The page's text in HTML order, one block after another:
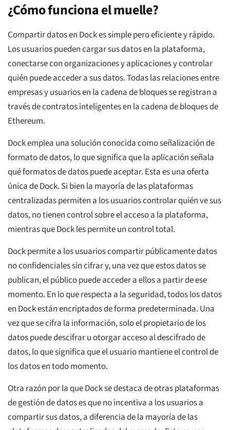
¿Cómo funciona el muelle?
Compartir datos en Dock es simple pero eficiente y rápido.
Los usuarios pueden cargar sus datos en la plataforma,
conectarse con organizaciones y aplicaciones y controlar
quién puede acceder a sus datos. Todas las relaciones entre
empresas y usuarios en la cadena de bloques se registran a
través de contratos inteligentes en la cadena de bloques de
Ethereum.
Dock emplea una solución conocida como señalización de
formato de datos, lo que significa que la aplicación señala
qué formatos de datos puede aceptar. Esta es una oferta
única de Dock. Si bien la mayoría de las plataformas
centralizadas permiten a los usuarios controlar quién ve sus
datos, no tienen control sobre el acceso a la plataforma,
mientras que Dock les permite un control total.
Dock permite a los usuarios compartir públicamente datos
no confidenciales sin cifrar y, una vez que estos datos se
publican, el público puede acceder a ellos a partir de ese
momento. En lo que respecta a la seguridad, todos los datos
en Dock están encriptados de forma predeterminada. Una
vez que se cifra la información, solo el propietario de los
datos puede descifrar u otorgar acceso al descifrado de
datos, lo que significa que el usuario mantiene el control de
los datos en todo momento.
Otra razón por la que Dock se destaca de otras plataformas
de gestión de datos es que no incentiva a los usuarios a
compartir sus datos, a diferencia de la mayoría de las